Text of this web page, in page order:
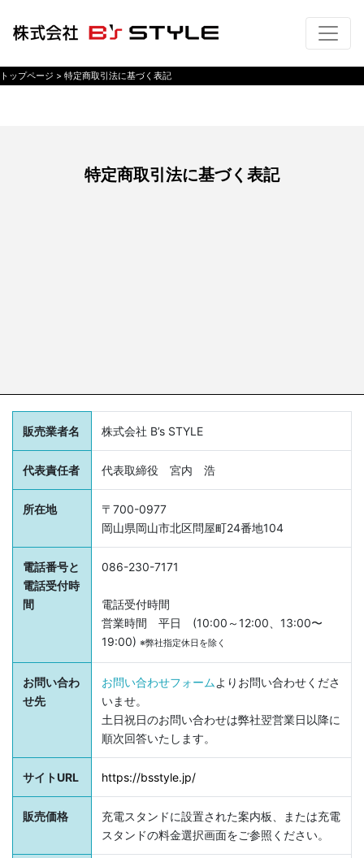
トップページ > 特定商取引法に基づく表記
特定商取引法に基づく表記
販売業者名 株式会社 B’s STYLE
代表責任者 代表取締役 宮内 浩
所在地
〒700-0977
岡山県岡山市北区問屋町24番地104
電話番号と
電話受付時
間
086-230-7171
電話受付時間
営業時間 平日 (10:00～12:00、13:00〜
19:00) ※弊社指定休日を除く
お問い合わ
せ先
お問い合わせフォームよりお問い合わせくださ
いませ。
土日祝日のお問い合わせは弊社翌営業日以降に
順次回答いたします。
サイトURL https://bsstyle.jp/
販売価格
充電スタンドに設置された案内板、または充電
スタンドの料金選択画面をご参照ください。